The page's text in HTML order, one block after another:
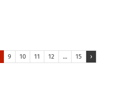
9 10 11 12 ... 15 ›